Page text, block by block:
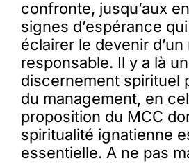
confronte, jusqu’aux
signes d’espérance
éclairer le devenir
responsable. Il y a là
discernement spirituel
du management, en
proposition du MCC
spiritualité ignatienne
essentielle. A ne pas